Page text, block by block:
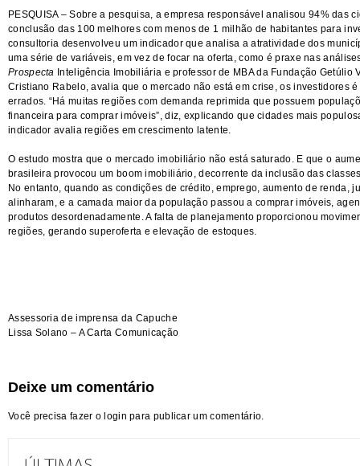
PESQUISA – Sobre a pesquisa, a empresa responsável analisou 94% das
conclusão das 100 melhores com menos de 1 milhão de habitantes para
consultoria desenvolveu um indicador que analisa a atratividade dos
uma série de variáveis, em vez de focar na oferta, como é praxe nas
Prospecta Inteligência Imobiliária e professor de MBA da Fundação Getúlio
Cristiano Rabelo, avalia que o mercado não está em crise, os investidores
errados. “Há muitas regiões com demanda reprimida que possuem
financeira para comprar imóveis”, diz, explicando que cidades mais
indicador avalia regiões em crescimento latente.
O estudo mostra que o mercado imobiliário não está saturado. E que o
brasileira provocou um boom imobiliário, decorrente da inclusão das
No entanto, quando as condições de crédito, emprego, aumento de renda,
alinharam, e a camada maior da população passou a comprar imóveis,
produtos desordenadamente. A falta de planejamento proporcionou
regiões, gerando superoferta e elevação de estoques.
Assessoria de imprensa da Capuche
Lissa Solano – A Carta Comunicação
Deixe um comentário
Você precisa fazer o login para publicar um comentário.